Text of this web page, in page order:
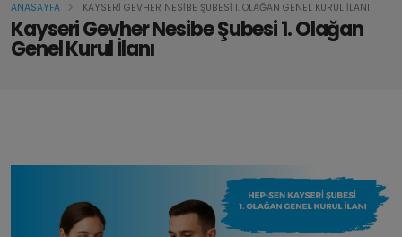
Kayseri Gevher Nesibe Şubesi 1. Olağan
Genel Kurul İlanı
ANASAYFA KAYSERİ GEVHER NESİBE ŞUBESİ 1. OLAĞAN GENEL KURUL İLANI